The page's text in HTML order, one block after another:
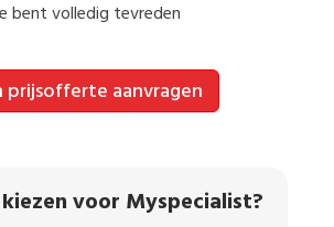
bent volledig tevreden
prijsofferte aanvragen
voor Myspecialist?